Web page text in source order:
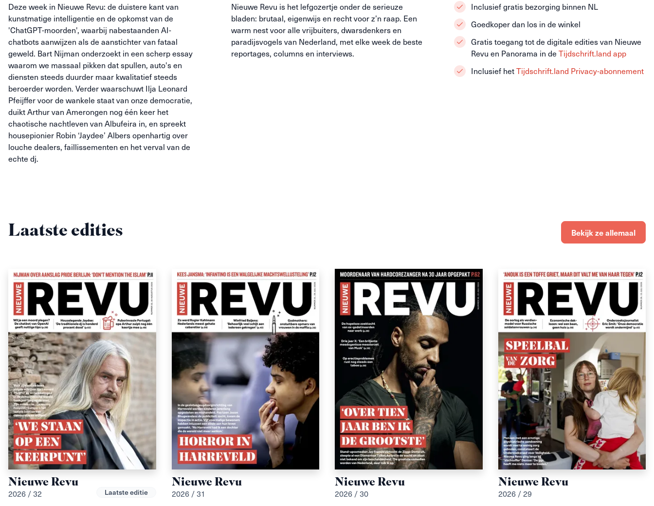
Deze week in Nieuwe Revu: de duistere kant van
kunstmatige intelligentie en de opkomst van de
'ChatGPT-moorden', waarbij nabestaanden AI-
chatbots aanwijzen als de aanstichter van fataal
geweld. Bart Nijman onderzoekt in een scherp essay
waarom we massaal pikken dat spullen, auto's en
diensten steeds duurder maar kwalitatief steeds
beroerder worden. Verder waarschuwt Ilja Leonard
Pfeijffer voor de wankele staat van onze democratie,
duikt Arthur van Amerongen nog één keer het
chaotische nachtleven van Albufeira in, en spreekt
housepionier Robin ‘Jaydee’ Albers openhartig over
louche dealers, faillissementen en het verval van de
echte dj.
Nieuwe Revu is het lefgozertje onder de serieuze
bladen: brutaal, eigenwijs en recht voor z’n raap. Een
warm nest voor alle vrijbuiters, dwarsdenkers en
paradijsvogels van Nederland, met elke week de beste
reportages, columns en interviews.
Inclusief gratis bezorging binnen NL
Goedkoper dan los in de winkel
Gratis toegang tot de digitale edities van Nieuwe
Revu en Panorama in de Tijdschrift.land app
Inclusief hetTijdschrift.land Privacy-abonnement
Laatste edities Bekijk ze allemaal
Nieuwe Revu
2026 / 32 Laatste editie
Nieuwe Revu
2026 / 31
Nieuwe Revu
2026 / 30
Nieuwe Revu
2026 / 29